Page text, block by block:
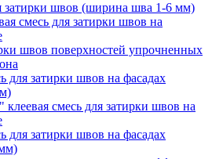
затирки швов (ширина шва 1-6 мм)
смесь для затирки швов на
швов поверхностей упрочненных
для затирки швов на фасадах
смесь для затирки швов на
для затирки швов на фасадах